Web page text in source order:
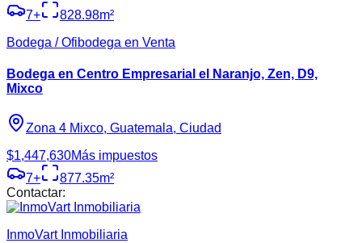
7+ 828.98m²
Bodega / Ofibodega en Venta
Bodega en Centro Empresarial el Naranjo, Zen, D9,
Mixco
Zona 4 Mixco, Guatemala, Ciudad
$1,447,630Más impuestos
7+ 877.35m²
Contactar:
InmoVart Inmobiliaria